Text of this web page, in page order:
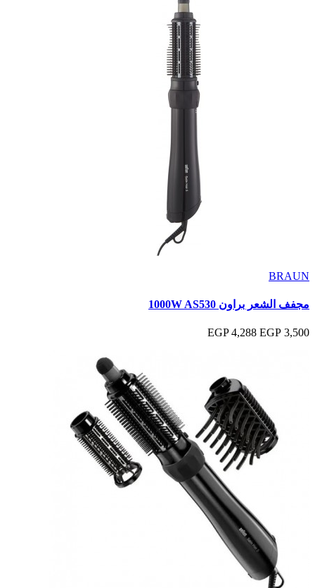
BRAUN
مجفف الشعر براون 1000W AS530
3,500 EGP
4,288 EGP